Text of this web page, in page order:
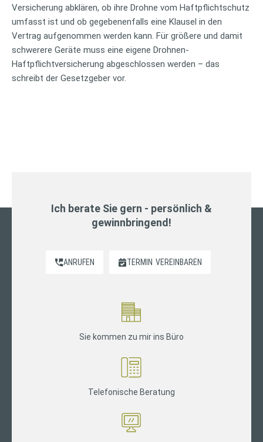
Versicherung abklären, ob ihre Drohne vom Haftpflichtschutz
umfasst ist und ob gegebenenfalls eine Klausel in den
Vertrag aufgenommen werden kann. Für größere und damit
schwerere Geräte muss eine eigene Drohnen-
Haftpflichtversicherung abgeschlossen werden – das
schreibt der Gesetzgeber vor.
Ich berate Sie gern - persönlich &
gewinnbringend!
ANRUFEN TERMIN VEREINBAREN
Sie kommen zu mir ins Büro
Telefonische Beratung